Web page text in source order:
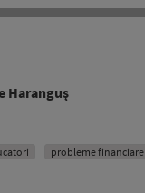
Haranguş
probleme financiare